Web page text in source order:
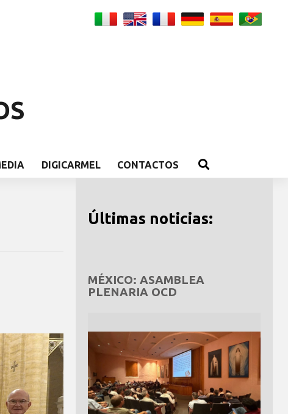
DIGICARMEL CONTACTOS
Últimas noticias:
MÉXICO: ASAMBLEA
PLENARIA OCD